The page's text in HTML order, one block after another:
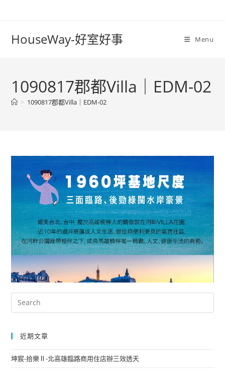
HouseWay-好室好事 Menu
1090817郡都Villa｜EDM-02
> 1090817郡都Villa｜EDM-02
近期文章
坤宸-拾樂Ⅱ-北高雄臨路商用住店辦三效透天